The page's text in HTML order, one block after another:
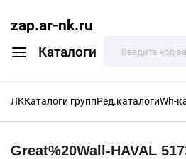
zap.ar-nk.ru
Каталоги
ЛККаталоги группРед.каталогиWh-
Great%20Wall-HAVAL